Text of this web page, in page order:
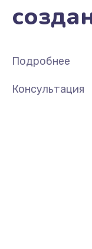
Подробнее
Консультация